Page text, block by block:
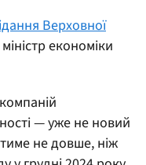
Верховної
економіки
— уже не новий
не довше, ніж